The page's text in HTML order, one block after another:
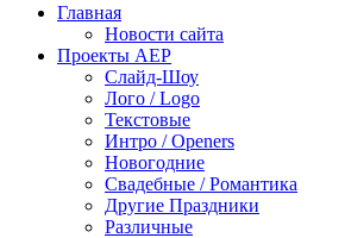
Главная
Новости сайта
Проекты AEP
Слайд-Шоу
Лого / Logo
Текстовые
Интро / Openers
Новогодние
Свадебные / Романтика
Другие Праздники
Различные